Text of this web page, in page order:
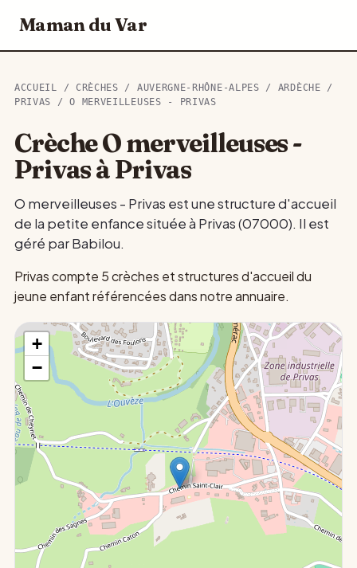
Maman du Var
ACCUEIL / CRÈCHES / AUVERGNE-RHÔNE-ALPES / ARDÈCHE /
PRIVAS / O MERVEILLEUSES - PRIVAS
Crèche O merveilleuses -
Privas à Privas
O merveilleuses - Privas est une structure d'accueil
de la petite enfance située à Privas (07000). Il est
géré par Babilou.
Privas compte 5 crèches et structures d'accueil du
jeune enfant référencées dans notre annuaire.
+
−